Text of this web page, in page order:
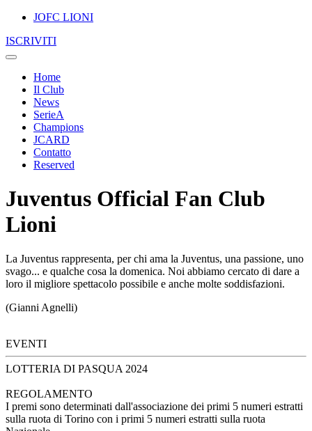
JOFC LIONI
ISCRIVITI
Home
Il Club
News
SerieA
Champions
JCARD
Contatto
Reserved
Juventus Official Fan Club
Lioni
La Juventus rappresenta, per chi ama la Juventus, una passione, uno
svago... e qualche cosa la domenica. Noi abbiamo cercato di dare a
loro il migliore spettacolo possibile e anche molte soddisfazioni.
(Gianni Agnelli)
EVENTI
LOTTERIA DI PASQUA 2024
REGOLAMENTO
I premi sono determinati dall'associazione dei primi 5 numeri estratti
sulla ruota di Torino con i primi 5 numeri estratti sulla ruota